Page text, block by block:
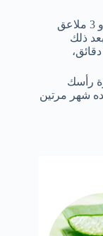
أولا عليك وضع ملعقتين كبيرتين من جل الصبار و 3 ملاعق
ذلك
فروة رأسك
شهر مرتين